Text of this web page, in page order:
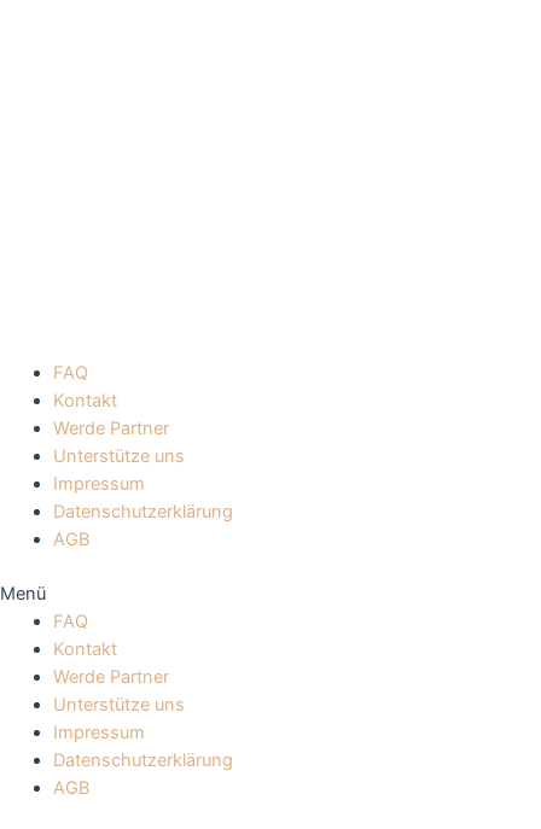
FAQ
Kontakt
Werde Partner
Unterstütze uns
Impressum
Datenschutzerklärung
AGB
Menü
FAQ
Kontakt
Werde Partner
Unterstütze uns
Impressum
Datenschutzerklärung
AGB